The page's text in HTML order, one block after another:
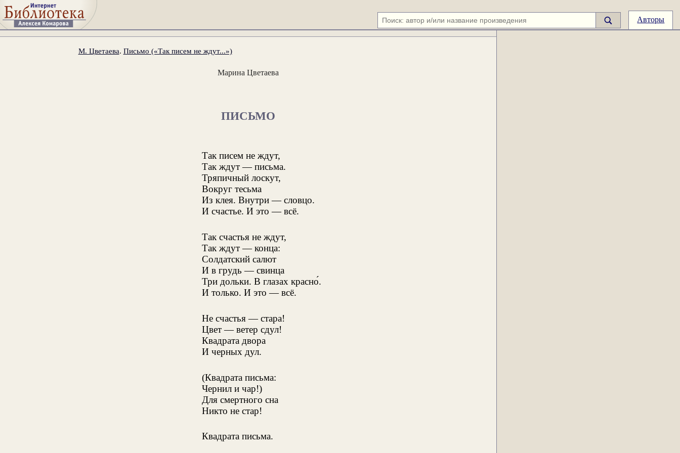
Авторы
М. Цветаева. Письмо («Так писем не ждут...»)
Марина Цветаева
ПИСЬМО
Так писем не ждут,
Так ждут — письма.
Тряпичный лоскут,
Вокруг тесьма
Из клея. Внутри — словцо.
И счастье. И это — всё.
Так счастья не ждут,
Так ждут — конца:
Солдатский салют
И в грудь — свинца
Три дольки. В глазах красно́.
И только. И это — всё.
Не счастья — стара!
Цвет — ветер сдул!
Квадрата двора
И черных дул.
(Квадрата письма:
Чернил и чар!)
Для смертного сна
Никто не стар!
Квадрата письма.